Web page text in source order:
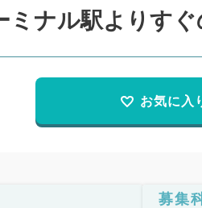
ナル駅よりすぐ
お気に入
募集